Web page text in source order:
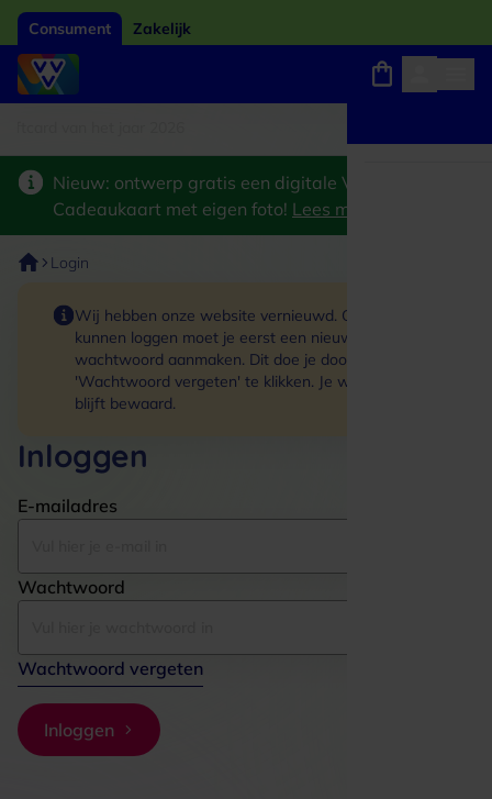
Consument Zakelijk
Nieuw: ontwerp gratis een digitale VVV
Cadeaukaart met eigen foto! Lees meer
Login
Wij hebben onze website vernieuwd. Om in te
kunnen loggen moet je eerst een nieuw
wachtwoord aanmaken. Dit doe je door op de link
'Wachtwoord vergeten' te klikken. Je winkelmand
blijft bewaard.
Inloggen
E-mailadres
Wachtwoord
Wachtwoord vergeten
Inloggen